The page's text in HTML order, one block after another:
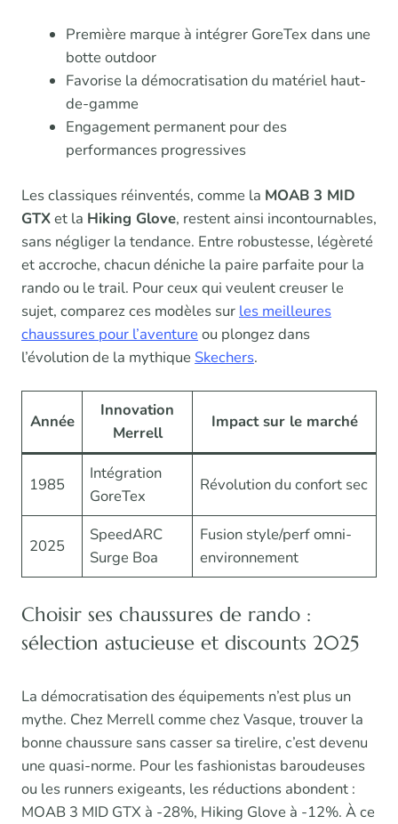
Première marque à intégrer GoreTex dans une
botte outdoor
Favorise la démocratisation du matériel haut-
de-gamme
Engagement permanent pour des
performances progressives
Les classiques réinventés, comme la MOAB 3 MID
GTXet la Hiking Glove, restent ainsi incontournables,
sans négliger la tendance. Entre robustesse, légèreté
et accroche, chacun déniche la paire parfaite pour la
rando ou le trail. Pour ceux qui veulent creuser le
sujet, comparez ces modèles sur les meilleures
chaussures pour l’aventure ou plongez dans
l’évolution de la mythique Skechers.
Année
Innovation
Merrell
Impact sur le marché
1985
Intégration
GoreTex
Révolution du confort sec
2025
SpeedARC
Surge Boa
Fusion style/perf omni-
environnement
Choisir ses chaussures de rando :
sélection astucieuse et discounts 2025
La démocratisation des équipements n’est plus un
mythe. Chez Merrell comme chez Vasque, trouver la
bonne chaussure sans casser sa tirelire, c’est devenu
une quasi-norme. Pour les fashionistas baroudeuses
ou les runners exigeants, les réductions abondent :
MOAB 3 MID GTX à -28%, Hiking Glove à -12%. À ce